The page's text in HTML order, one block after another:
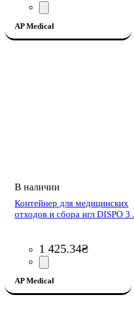
AP Medical
Контейнер для медицинских
отходов и сбора игл DISPO 3
1 425.34₴
AP Medical